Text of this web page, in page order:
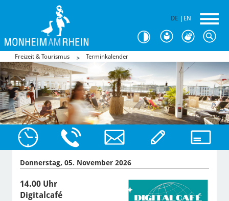
DE EN
Freizeit & Tourismus Terminkalender
Donnerstag, 05. November 2026
14.00 Uhr
Digitalcafé